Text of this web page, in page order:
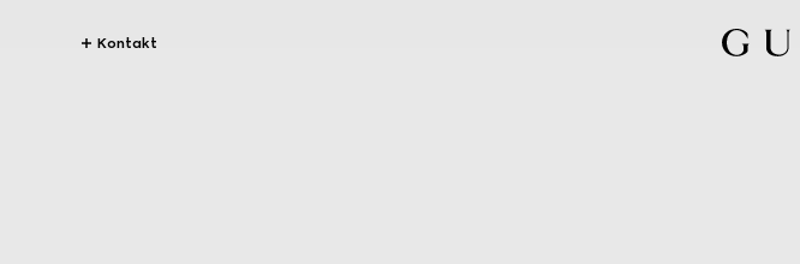
Kontakt